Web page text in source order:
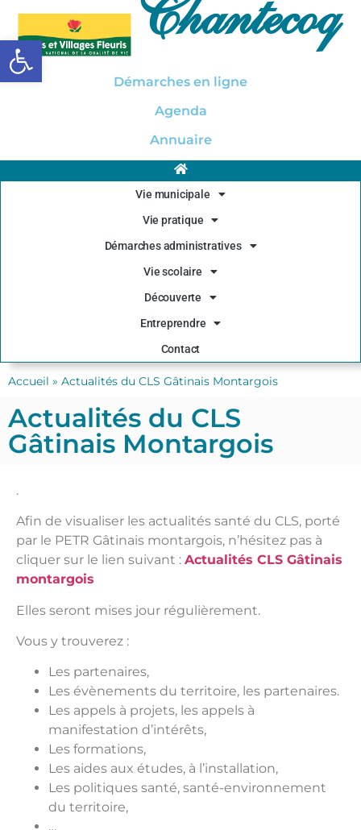
Ouvrir la barre d’outils
Démarches en ligne
Agenda
Annuaire
Vie municipale
Vie pratique
Démarches administratives
Vie scolaire
Découverte
Entreprendre
Contact
Accueil » Actualités du CLS Gâtinais Montargois
Actualités du CLS
Gâtinais Montargois
.
Afin de visualiser les actualités santé du CLS, porté
par le PETR Gâtinais montargois, n’hésitez pas à
cliquer sur le lien suivant : Actualités CLS Gâtinais
montargois
Elles seront mises jour régulièrement.
Vous y trouverez :
Les partenaires,
Les évènements du territoire, les partenaires.
Les appels à projets, les appels à
manifestation d’intérêts,
Les formations,
Les aides aux études, à l’installation,
Les politiques santé, santé-environnement
du territoire,
…